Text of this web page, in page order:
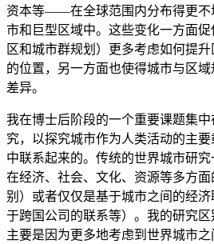
资本等——在全球范围内分布得更不
市和巨型区域中。这些变化一方面
区和城市群规划）更多考虑如何提
的位置，另一方面也使得城市与区
差异。
我在博士后阶段的一个重要课题集
究，以探究城市作为人类活动的主
中联系起来的。传统的世界城市研
在经济、社会、文化、资源等多方
别）或者仅仅是基于城市之间的经
于跨国公司的联系等）。我的研究区
主要是因为更多地考虑到世界城市